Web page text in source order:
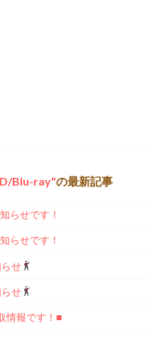
Blu-ray の最新記事
らせです！
らせです！
せ
せ
情報です！■